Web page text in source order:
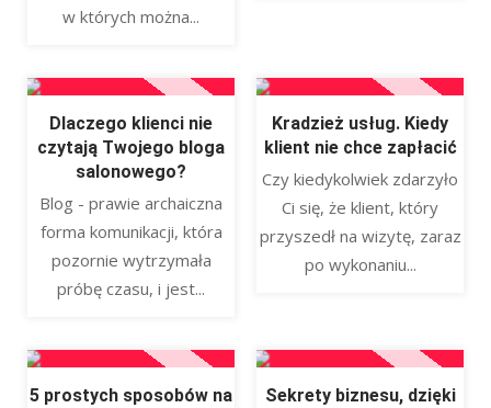
w których można...
Dlaczego klienci nie
czytają Twojego bloga
salonowego?
Blog - prawie archaiczna
forma komunikacji, która
pozornie wytrzymała
próbę czasu, i jest...
Kradzież usług. Kiedy
klient nie chce zapłacić
Czy kiedykolwiek zdarzyło
Ci się, że klient, który
przyszedł na wizytę, zaraz
po wykonaniu...
5 prostych sposobów na
Sekrety biznesu, dzięki